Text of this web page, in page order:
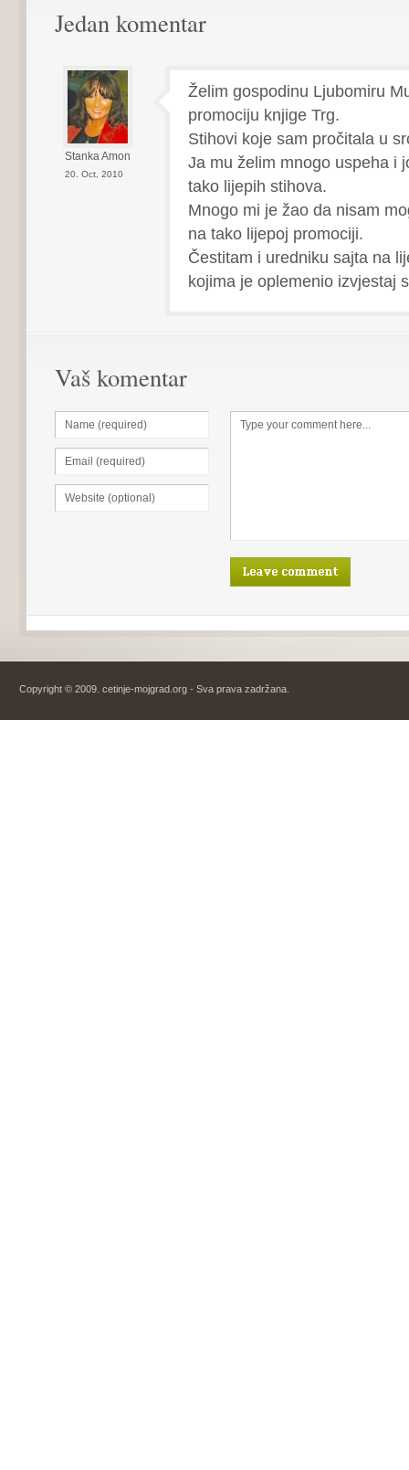
Jedan komentar
Stanka Amon
20. Oct, 2010
Želim gospodinu Ljubomiru
promociju knjige Trg.
Stihovi koje sam pročitala u
Ja mu želim mnogo uspeha i
tako lijepih stihova.
Mnogo mi je žao da nisam
na tako lijepoj promociji.
Čestitam i uredniku sajta na
kojima je oplemenio izvjestaj
Vaš komentar
Copyright © 2009. cetinje-mojgrad.org - Sva prava zadržana.